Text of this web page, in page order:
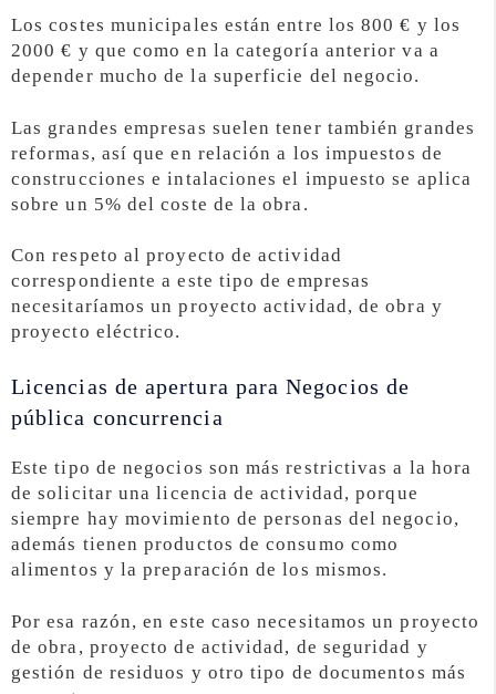
Los costes municipales están entre los 800 € y los
2000 € y que como en la categoría anterior va a
depender mucho de la superficie del negocio.
Las grandes empresas suelen tener también grandes
reformas, así que en relación a los impuestos de
construcciones e intalaciones el impuesto se aplica
sobre un 5% del coste de la obra.
Con respeto al proyecto de actividad
correspondiente a este tipo de empresas
necesitaríamos un proyecto actividad, de obra y
proyecto eléctrico.
Licencias de apertura para Negocios de
pública concurrencia
Este tipo de negocios son más restrictivas a la hora
de solicitar una licencia de actividad, porque
siempre hay movimiento de personas del negocio,
además tienen productos de consumo como
alimentos y la preparación de los mismos.
Por esa razón, en este caso necesitamos un proyecto
de obra, proyecto de actividad, de seguridad y
gestión de residuos y otro tipo de documentos más